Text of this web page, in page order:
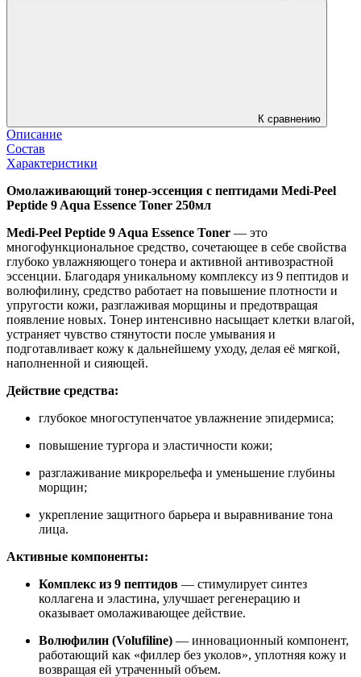
К сравнению
Описание
Состав
Характеристики
Омолаживающий тонер-эссенция с пептидами Medi-Peel
Peptide 9 Aqua Essence Toner 250мл
Medi-Peel Peptide 9 Aqua Essence Toner — это
многофункциональное средство, сочетающее в себе свойства
глубоко увлажняющего тонера и активной антивозрастной
эссенции. Благодаря уникальному комплексу из 9 пептидов и
волюфилину, средство работает на повышение плотности и
упругости кожи, разглаживая морщины и предотвращая
появление новых. Тонер интенсивно насыщает клетки влагой,
устраняет чувство стянутости после умывания и
подготавливает кожу к дальнейшему уходу, делая её мягкой,
наполненной и сияющей.
Действие средства:
глубокое многоступенчатое увлажнение эпидермиса;
повышение тургора и эластичности кожи;
разглаживание микрорельефа и уменьшение глубины
морщин;
укрепление защитного барьера и выравнивание тона
лица.
Активные компоненты:
Комплекс из 9 пептидов — стимулирует синтез
коллагена и эластина, улучшает регенерацию и
оказывает омолаживающее действие.
Волюфилин (Volufiline) — инновационный компонент,
работающий как «филлер без уколов», уплотняя кожу и
возвращая ей утраченный объем.